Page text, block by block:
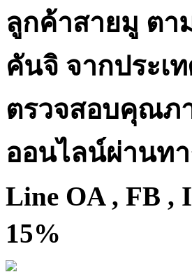
ลูกค้าสายมู ตา
คันจิ จากประเ
ตรวจสอบคุณภ
ออนไลน์ผ่านทา
Line OA , FB ,
15%